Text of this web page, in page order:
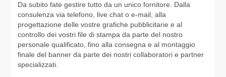
Da subito fate gestire tutto da un unico fornitore. Dalla
consulenza via telefono, live chat o e-mail, alla
progettazione delle vostre grafiche pubblicitarie e al
controllo dei vostri file di stampa da parte del nostro
personale qualificato, fino alla consegna e al montaggio
finale del banner da parte dei nostri collaboratori e partner
specializzati.